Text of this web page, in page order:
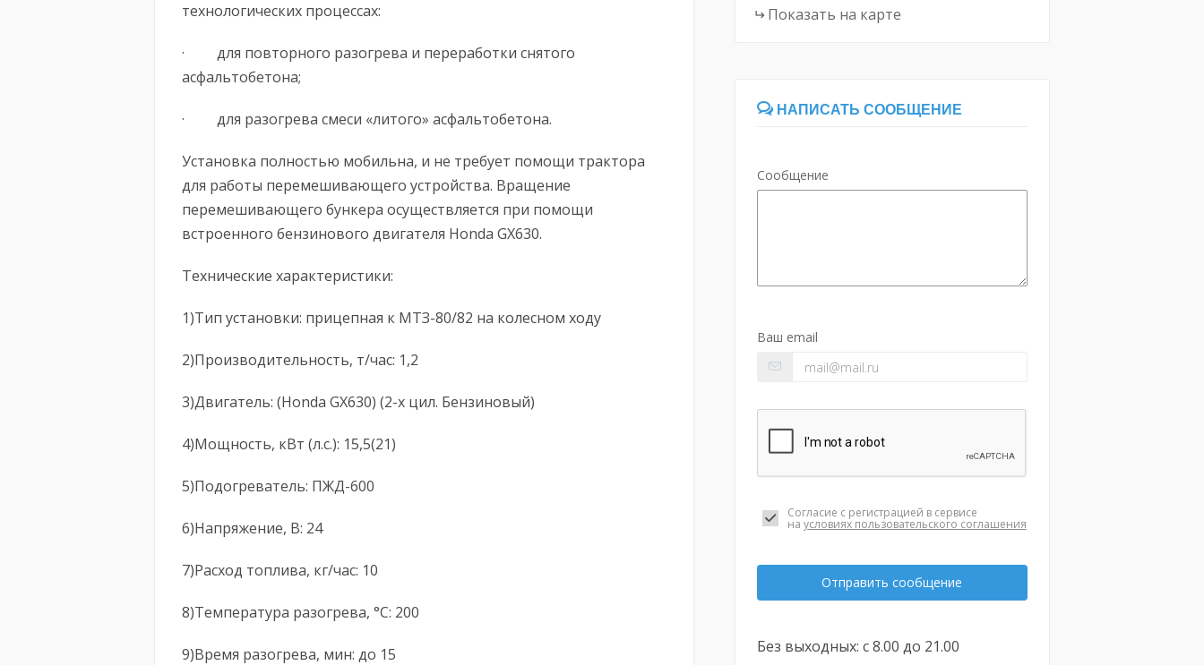
технологических процессах:
· для повторного разогрева и переработки снятого
асфальтобетона;
· для разогрева смеси «литого» асфальтобетона.
Установка полностью мобильна, и не требует помощи трактора
для работы перемешивающего устройства. Вращение
перемешивающего бункера осуществляется при помощи
встроенного бензинового двигателя Honda GX630.
Технические характеристики:
1)Тип установки: прицепная к МТЗ-80/82 на колесном ходу
2)Производительность, т/час: 1,2
3)Двигатель: (Honda GX630) (2-х цил. Бензиновый)
4)Мощность, кВт (л.с.): 15,5(21)
5)Подогреватель: ПЖД-600
6)Напряжение, В: 24
7)Расход топлива, кг/час: 10
8)Температура разогрева, °С: 200
9)Время разогрева, мин: до 15
Показать на карте
НАПИСАТЬ СООБЩЕНИЕ
Сообщение
Ваш email
Согласие с регистрацией в сервисе
на условиях пользовательского соглашения
Отправить сообщение
Без выходных: с 8.00 до 21.00